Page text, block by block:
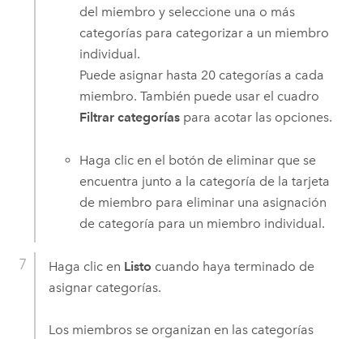
del miembro y seleccione una o más
categorías para categorizar a un miembro
individual.
Puede asignar hasta 20 categorías a cada
miembro. También puede usar el cuadro
Filtrar categorías para acotar las opciones.
Haga clic en el botón de eliminar que se
encuentra junto a la categoría de la tarjeta
de miembro para eliminar una asignación
de categoría para un miembro individual.
Haga clic en Listo cuando haya terminado de
asignar categorías.
Los miembros se organizan en las categorías